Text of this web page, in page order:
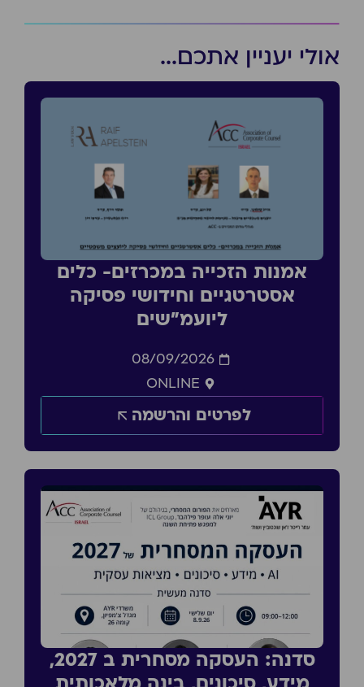
אולי יעניין אתכם...
אמנות הזכייה במכרזים- כלים
אסטרטגיים וחידושי פסיקה
ליועמ״שים
08/09/2026
ONLINE
לפרטים והרשמה
סדנה: העסקה מסחרית ב 2027,